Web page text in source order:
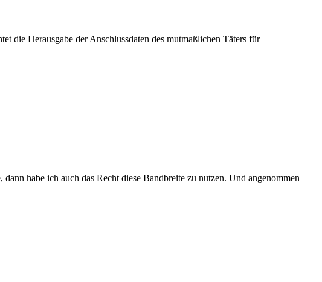
die Herausgabe derAnschlussdaten des mutmaßlichen Täters für
dann habe ich auch das Recht diese Bandbreite zu nutzen. Und angenommen